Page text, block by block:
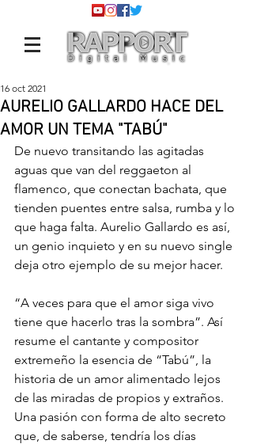
AURELIO GALLARDO HACE DEL
AMOR UN TEMA "TABÚ"
16 oct 2021
De nuevo transitando las agitadas
aguas que van del reggaeton al
flamenco, que conectan bachata, que
tienden puentes entre salsa, rumba y lo
que haga falta. Aurelio Gallardo es así,
un genio inquieto y en su nuevo single
deja otro ejemplo de su mejor hacer.
“A veces para que el amor siga vivo
tiene que hacerlo tras la sombra”. Así
resume el cantante y compositor
extremeño la esencia de “Tabú”, la
historia de un amor alimentado lejos
de las miradas de propios y extraños.
Una pasión con forma de alto secreto
que, de saberse, tendría los días